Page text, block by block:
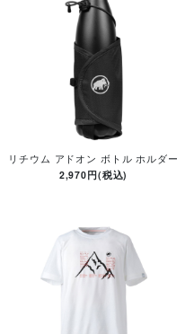
リチウム アドオン ボトル ホルダー
2,970円(税込)